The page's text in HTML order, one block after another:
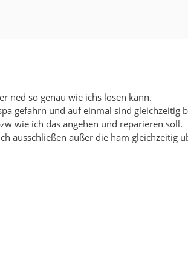
ned so genau wie ichs lösen kann.
gefahrn und auf einmal sind gleichzeitig
wie ich das angehen und reparieren soll.
ausschließen außer die ham gleichzeitig